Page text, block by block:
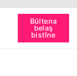
Bûltena
belaş
bistîne